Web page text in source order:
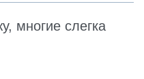
многие слегка